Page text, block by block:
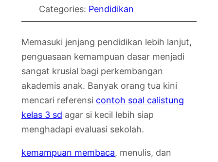
Categories: Pendidikan
Memasuki jenjang pendidikan lebih lanjut,
penguasaan kemampuan dasar menjadi
sangat krusial bagi perkembangan
akademis anak. Banyak orang tua kini
mencari referensi contoh soal calistung
kelas 3 sd agar si kecil lebih siap
menghadapi evaluasi sekolah.
kemampuan membaca, menulis, dan